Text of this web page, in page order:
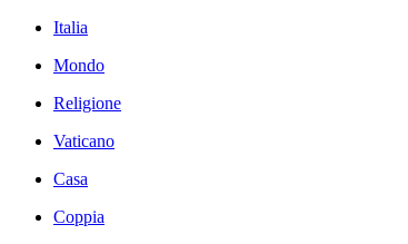
Italia
Mondo
Religione
Vaticano
Casa
Coppia